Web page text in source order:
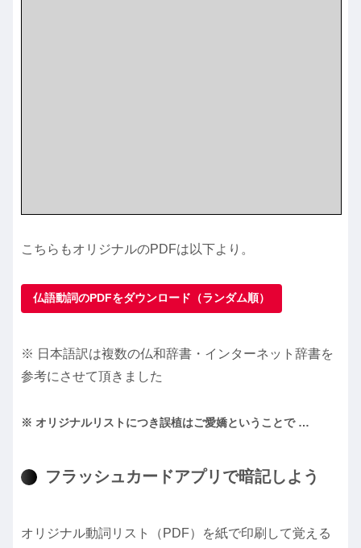
こちらもオリジナルのPDFは以下より。
仏語動詞のPDFをダウンロード（ランダム順）
※ 日本語訳は複数の仏和辞書・インターネット辞書を
参考にさせて頂きました
※ オリジナルリストにつき誤植はご愛嬌ということで …
フラッシュカードアプリで暗記しよう
オリジナル動詞リスト（PDF）を紙で印刷して覚える